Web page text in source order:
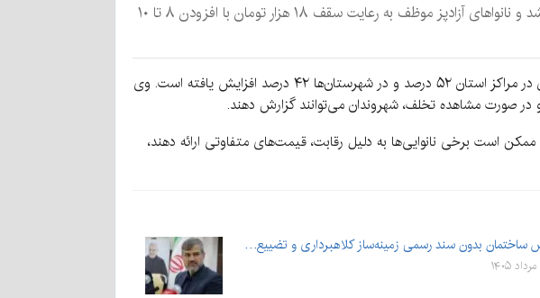
در پی افزایش نرخ نان در استان کرمان، قیمت نان تافتون در نانوایی‌های دولتی ۳۷۰۰ تومان تعیین شد و نانواهای آزادپز موظف به رعایت سقف ۱۸ هزار تومان با افزودن ۸ تا ۱۰
به گزارش کرمان‌نو، حمیدرضا ایزدی، سرپرست دفتر امور اقتصادی استانداری کرمان، اعلام کرد که نرخ نان در مراکز استان ۵۲ درصد و در شهرستان‌ها ۴۲ درصد افزایش یافته است. وی
۸ تا ۱۰ گرم در هر نان هستند. وی افزود که ممکن است برخی نانوایی‌ها به دلیل رقابت، قیمت‌های متفاوتی ارائه دهند،
بدون سند رسمی زمینه‌ساز کلاهبرداری و تضییع…